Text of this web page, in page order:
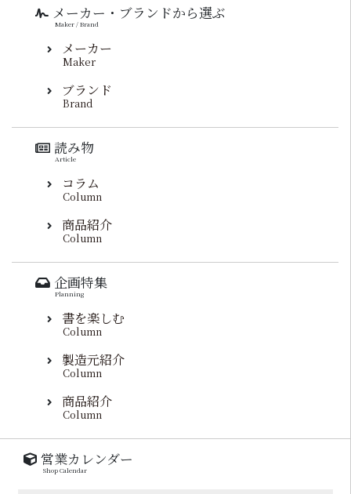
メーカー・ブランドから選ぶ
Maker / Brand
メーカー
Maker
ブランド
Brand
読み物
Article
コラム
Column
商品紹介
Column
企画特集
Planning
書を楽しむ
Column
製造元紹介
Column
商品紹介
Column
営業カレンダー
Shop Calendar